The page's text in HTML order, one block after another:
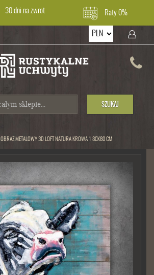
30 dni na zwrot Raty 0%
SZUKAJ
OBRAZ METALOWY 3D LOFT NATURA KROWA 1 80X80 CM